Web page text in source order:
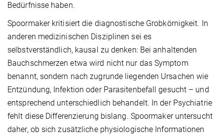
Bedürfnisse haben.
Spoormaker kritisiert die diagnostische Grobkörnigkeit. In
anderen medizinischen Disziplinen sei es
selbstverständlich, kausal zu denken: Bei anhaltenden
Bauchschmerzen etwa wird nicht nur das Symptom
benannt, sondern nach zugrunde liegenden Ursachen wie
Entzündung, Infektion oder Parasitenbefall gesucht – und
entsprechend unterschiedlich behandelt. In der Psychia­trie
fehlt diese Differenzierung bislang. Spoormaker untersucht
daher, ob sich zusätzliche physiologische Informationen